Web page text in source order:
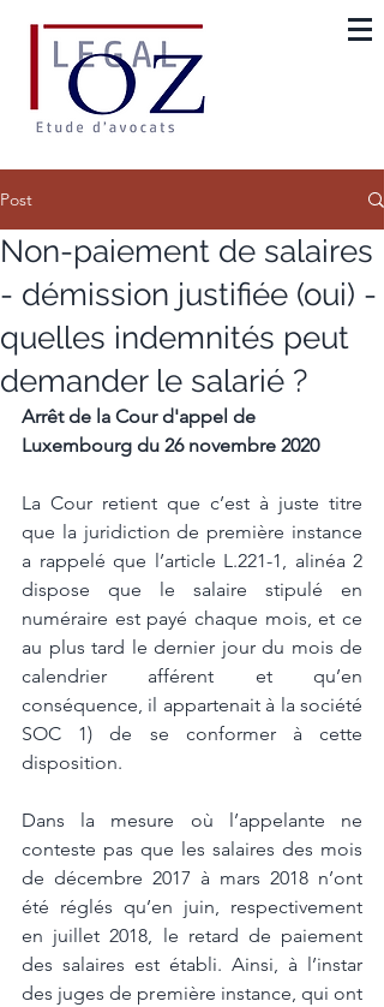
Post
Non-paiement de salaires
- démission justifiée (oui) -
quelles indemnités peut
demander le salarié ?
Arrêt de la Cour d'appel de
Luxembourg du 26 novembre 2020
La Cour retient que c’est à juste titre
que la juridiction de première instance
a rappelé que l’article L.221-1, alinéa 2
dispose que le salaire stipulé en
numéraire est payé chaque mois, et ce
au plus tard le dernier jour du mois de
calendrier afférent et qu’en
conséquence, il appartenait à la société
SOC 1) de se conformer à cette
disposition.
Dans la mesure où l’appelante ne
conteste pas que les salaires des mois
de décembre 2017 à mars 2018 n’ont
été réglés qu’en juin, respectivement
en juillet 2018, le retard de paiement
des salaires est établi. Ainsi, à l’instar
des juges de première instance, qui ont